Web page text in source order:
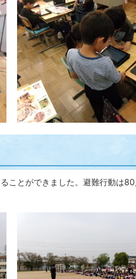
ことができました。避難行動は